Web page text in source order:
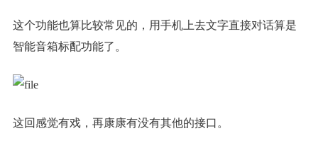
这个功能也算比较常见的，用手机上去文字直接对话算是
智能音箱标配功能了。
这回感觉有戏，再康康有没有其他的接口。